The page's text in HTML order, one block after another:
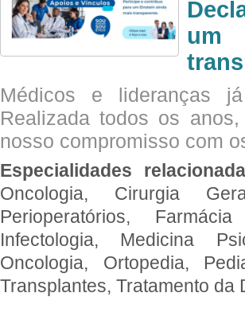
um
Médicos e lideranças
Realizada todos os
nosso compromisso com
Especialidades
Oncologia, Cirurgia
Perioperatórios,
Infectologia, Medicina
Oncologia, Ortopedia,
Transplantes, Tratamento da